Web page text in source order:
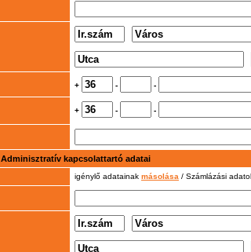
+ - -
+ - -
Adminisztratív kapcsolattartó adatai
igénylő adatainak másolása / Számlázási